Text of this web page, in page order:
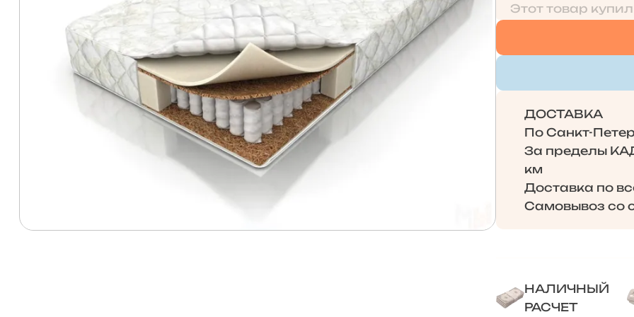
Этот товар
ДОСТАВКА
По Санкт-
За пределы
км
Доставка по
Самовывоз со
НАЛИЧНЫЙ
РАСЧЕТ